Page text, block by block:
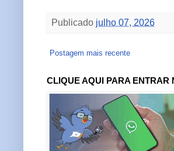
Publicado julho 07, 2026
Postagem mais recente
CLIQUE AQUI PARA